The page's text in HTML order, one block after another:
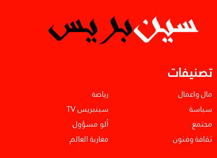
تصنيفات
مال واعمال
سياسة
مجتمع
ثقافة وفنون
رياضة
سينبريس TV
ألو مسؤول
مغاربة العالم